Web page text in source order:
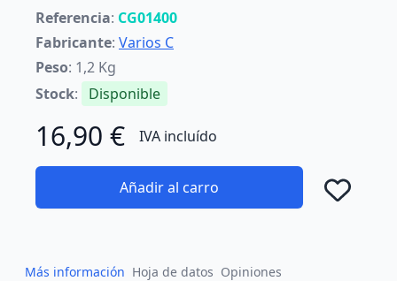
Referencia: CG01400
Fabricante: Varios C
Peso: 1,2 Kg
Stock: Disponible
16,90 € IVA incluído
Añadir al carro
Más información Hoja de datos Opiniones